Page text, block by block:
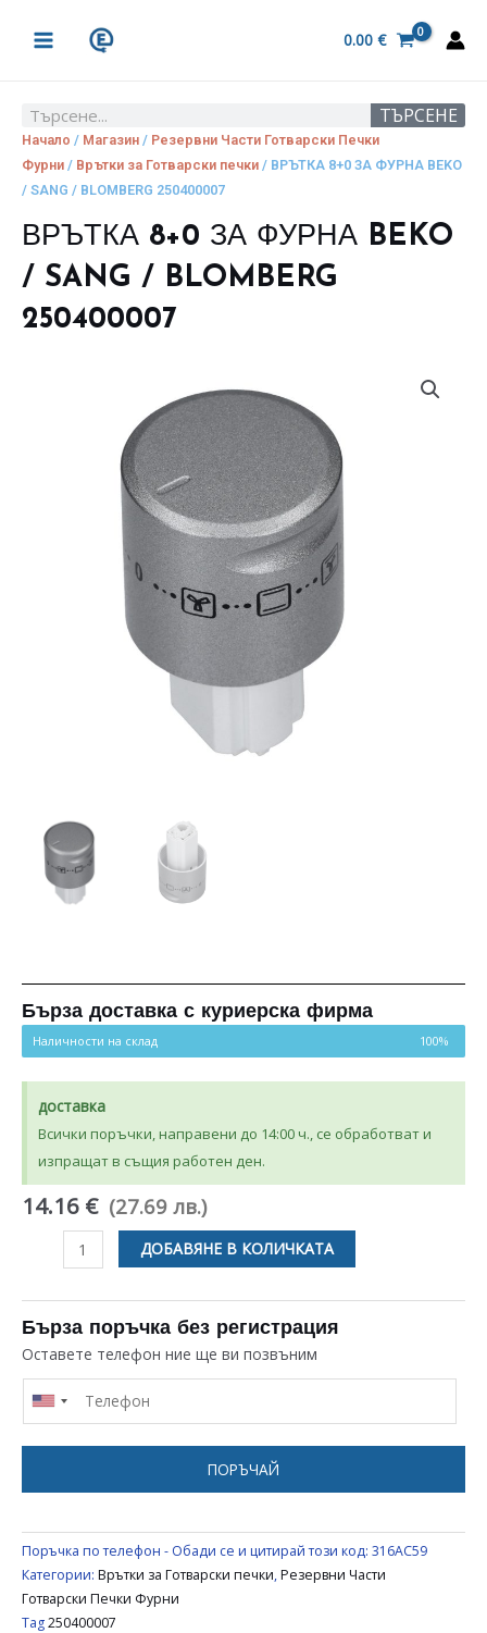
MENU
0.00 €
Search ТЪРСЕНЕ
Начало / Магазин / Резервни Части Готварски Печки
Фурни / Врътки за Готварски печки / ВРЪТКА 8+0 ЗА ФУРНА BEKO
/ SANG / BLOMBERG 250400007
ВРЪТКА 8+0 ЗА ФУРНА BEKO
/ SANG / BLOMBERG
250400007
Бърза доставка с куриерска фирма
Наличности на склад 100%
доставка
Всички поръчки, направени до 14:00 ч., се обработват и
изпращат в същия работен ден.
14.16 € (27.69 лв.)
количество
ВРЪТКА
8+0
ЗА
ФУРНА
BEKO
/
250400007
ДОБАВЯНЕ В КОЛИЧКАТА
Бърза поръчка без регистрация
Оставете телефон ние ще ви позвъним
ПОРЪЧАЙ
Поръчка по телефон - Обади се и цитирай този код: 316AC59
Категории: Врътки за Готварски печки,Резервни Части
Готварски Печки Фурни
Tag250400007